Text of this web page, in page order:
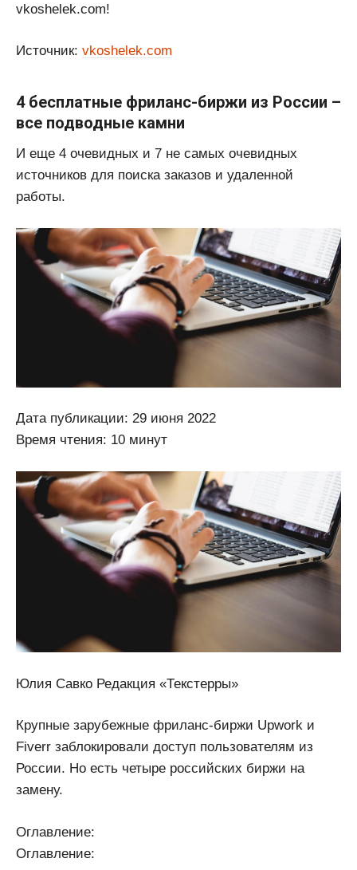
vkoshelek.com!
Источник: vkoshelek.com
4 бесплатные фриланс-биржи из России –
все подводные камни
И еще 4 очевидных и 7 не самых очевидных
источников для поиска заказов и удаленной
работы.
Дата публикации: 29 июня 2022
Время чтения: 10 минут
Юлия Савко Редакция «Текстерры»
Крупные зарубежные фриланс-биржи Upwork и
Fiverr заблокировали доступ пользователям из
России. Но есть четыре российских биржи на
замену.
Оглавление:
Оглавление: